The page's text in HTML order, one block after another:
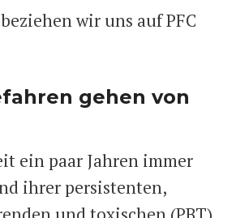
wir uns auf PFC
gehen von
ein paar Jahren immer
ihrer persistenten,